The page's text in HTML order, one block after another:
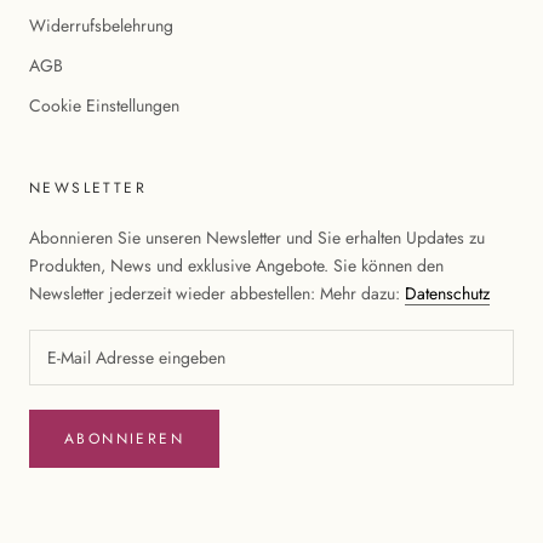
Widerrufsbelehrung
AGB
Cookie Einstellungen
NEWSLETTER
Abonnieren Sie unseren Newsletter und Sie erhalten Updates zu
Produkten, News und exklusive Angebote. Sie können den
Newsletter jederzeit wieder abbestellen: Mehr dazu: Datenschutz
ABONNIEREN